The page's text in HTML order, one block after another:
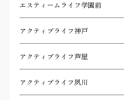
エスティームライフ学園前
アクティブライフ神戸
アクティブライフ芦屋
アクティブライフ夙川